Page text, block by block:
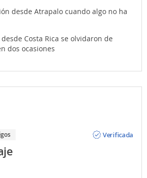
desde Atrapalo cuando algo no ha
Costa Rica se olvidaron de
dos ocasiones
Verificada